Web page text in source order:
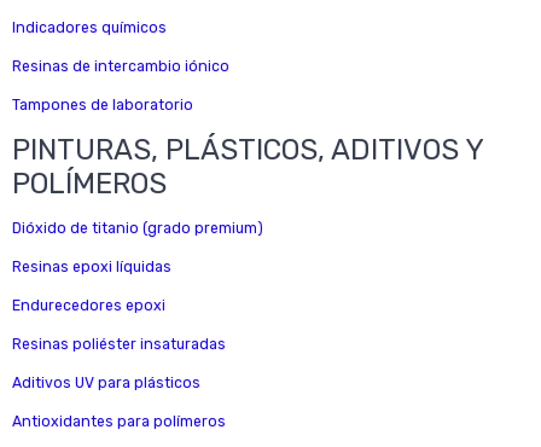
Indicadores químicos
Resinas de intercambio iónico
Tampones de laboratorio
PINTURAS, PLÁSTICOS, ADITIVOS Y
POLÍMEROS
Dióxido de titanio (grado premium)
Resinas epoxi líquidas
Endurecedores epoxi
Resinas poliéster insaturadas
Aditivos UV para plásticos
Antioxidantes para polímeros